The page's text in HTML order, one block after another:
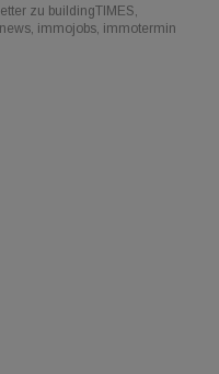
zu buildingTIMES,
immojobs, immotermin